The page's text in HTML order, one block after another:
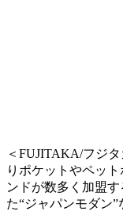
＜FUJITAKA/フジ
りポケットやペッ
ンドが数多く加盟
た“ジャパンモダン”